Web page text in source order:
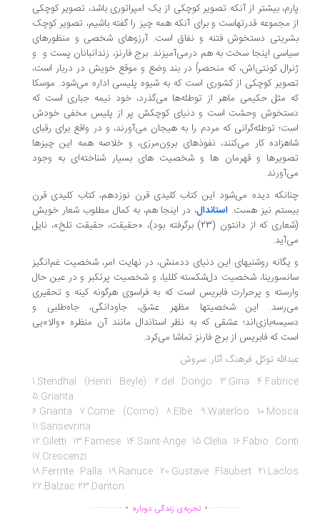
بیشتر از آنکه تصویر کوچکی از یک امپراتوری باشد، تصویر کوچکی
مجموعه قدرتهاست و برای آنکه همه چیز را گفته باشیم، تصویر کوچک
دستخوش فتنه و نفاق است. آرزوهای شخصی و منظورهای
اینجا سخت به هم درمی‌آمیزند. برج فارنز، زندانبانان پست و و
کونتی‌اش، که منحصراً در بند وضع و موقع خویش در دربار است،
کوچکی از کشوری است که به شیوه پلیسی اداره می‌شود. موسکا
مثل حکیمی ماهر از توطئه‌ها می‌گذرد، خود نیمه جباری است که
وحشت است و دنیای کوچکش پر از پلیس مخفی خودش
توطئه‌گرانی که مردم را به هیجان می‌آورند، و در واقع برای رقبای
کار می‌کنند، نفوذهای برون‌مرزی، و خلاصه همه این چیزها
و قهرمان ها و شخصیت های بسیار شناخته‌ای به وجود
دیده می‌شود این کتاب کلیدی قرن نوزدهم، کتاب کلیدی قرن
نیز هست.استاندال، در اینجا هم، به کمال مطلوب شعار خویش
(شعاری که از دانتون (23) برگرفته بود)، «حقیقت، حقیقت تلخ»، نایل
روشنیهای این دنیای ددمنش، در نهایت امر، شخصیت غم‌انگیز
شخصیت دل‌شکسته کللیا، و شخصیت پرتکبر و در عین حال
و پرحرارت فابریس است که به فراسوی هرگونه کینه و تحقیری
این شخصیتها مظهر عشق، جاودانگی، جاه‌طلبی و
عشقی که به نظر استاندال مانند آن منظره «والا»یی
که فابریس از برج فارنز تماشا می‌کرد.
توکل. فرهنگ آثار. سروش
1.Stendhal (Henri Beyle) 2.del Dongo 3.Gina
5.Grianta
6.Grianta 7.Come (Como) 8.Elbe 9.Waterloo
11.Sansevrina
12.Giletti 13.Farnese 14.Saint-Ange 15.Clelia 16.Fabio
17.Crescenzi
18.Ferrnte Palla 19.Ranuce 20.Gustave Flaubert
22.Balzac23.Danton
................تجربه‌ی زندگی دوباره ...............